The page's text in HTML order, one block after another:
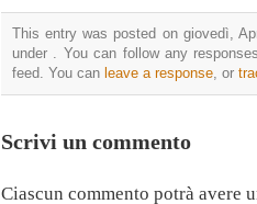
This entry was posted on giovedì,
under . You can follow any
feed. You can leave a response , or
Scrivi un commento
Ciascun commento potrà avere